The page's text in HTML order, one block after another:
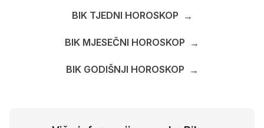
BIK TJEDNI HOROSKOP →
BIK MJESEČNI HOROSKOP →
BIK GODIŠNJI HOROSKOP →